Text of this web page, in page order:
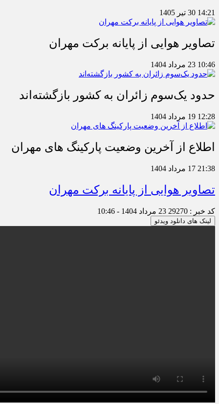
14:21 30 تیر 1405
تصاویر هوایی از پایانه برکت مهران
10:46 23 مرداد 1404
حدود یک‌سوم زائران به کشور بازگشته‌اند
12:28 19 مرداد 1404
اطلاع از آخرین وضعیت پارکینگ های مهران
21:38 17 مرداد 1404
تصاویر هوایی از پایانه برکت مهران
کد خبر : 29270
لینک های دانلود ویدئو